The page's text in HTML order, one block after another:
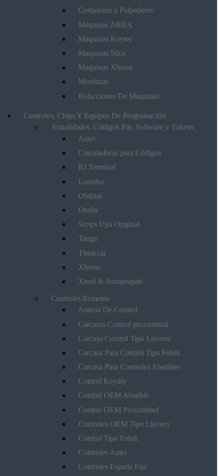
Cortadores y Palpadores
Máquinas ABBA
Maquinas Keytec
Maquinas Silca
Maquinas Xhorse
Mordazas
Refacciones De Maquinas
Controles, Chips Y Equipos De Programación
Anualidades, Códigos Pin, Software y Tokens
Autel
Calculadoras para Códigos
IO Terminal
Lonsdor
Obdstar
Otofix
Scrips Upa Original
Tango
Thinkcar
Xhorse
Xtool & Autopropad
Controles Remotos
Antena De Control
Carcasas Control proximidad
Carcasa Control Tipo Llavero
Carcasa Para Control Tipo Fobik
Carcasa Para Controles Abatibles
Control Keydiy
Control OEM Abatible
Control OEM Proximidad
Controles OEM Tipo Llavero
Control Tipo Fobik
Controles Autel
Controles Espada Fija